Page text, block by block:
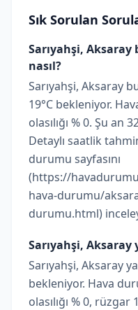
Sık Sorulan
Sarıyahşi,
nasıl?
Sarıyahşi, Aksaray
19°C bekleniyor.
olasılığı % 0. Şu an
Detaylı saatlik
durumu sayfasını
(https://
hava-durumu/
durumu.html)
Sarıyahşi, Aksaray
Sarıyahşi, Aksaray
bekleniyor. Hava
olasılığı % 0,